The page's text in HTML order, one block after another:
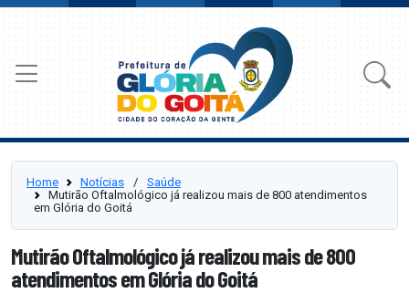
Home Notícias ⠀/⠀ Saúde
Mutirão Oftalmológico já realizou mais de 800 atendimentos
em Glória do Goitá
Mutirão Oftalmológico já realizou mais de 800
atendimentos em Glória do Goitá